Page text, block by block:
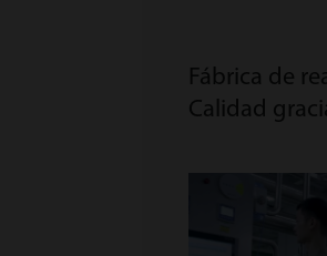
Fábrica de
Calidad